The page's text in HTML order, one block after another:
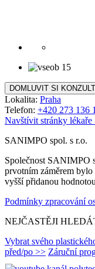
DOMLUVIT SI
Lokalita: Praha
Telefon: +420 273 136
Navštívit stránky lékaře
SANIMPO spol. s r.o.
Společnost SANIMPO
prvotním záměrem
vyšší přidanou
Podmínky zpracování
NEJČASTĚJI
Vybrat svého
před/po >> Záruční